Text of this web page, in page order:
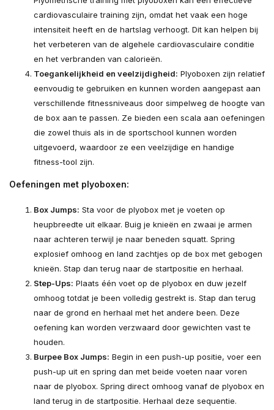
cardiovasculaire training zijn, omdat het vaak een hoge
intensiteit heeft en de hartslag verhoogt. Dit kan helpen bij
het verbeteren van de algehele cardiovasculaire conditie
en het verbranden van calorieën.
Toegankelijkheid en veelzijdigheid: Plyoboxen zijn relatief
eenvoudig te gebruiken en kunnen worden aangepast aan
verschillende fitnessniveaus door simpelweg de hoogte van
de box aan te passen. Ze bieden een scala aan oefeningen
die zowel thuis als in de sportschool kunnen worden
uitgevoerd, waardoor ze een veelzijdige en handige
fitness-tool zijn.
Oefeningen met plyoboxen:
Box Jumps: Sta voor de plyobox met je voeten op
heupbreedte uit elkaar. Buig je knieën en zwaai je armen
naar achteren terwijl je naar beneden squatt. Spring
explosief omhoog en land zachtjes op de box met gebogen
knieën. Stap dan terug naar de startpositie en herhaal.
Step-Ups: Plaats één voet op de plyobox en duw jezelf
omhoog totdat je been volledig gestrekt is. Stap dan terug
naar de grond en herhaal met het andere been. Deze
oefening kan worden verzwaard door gewichten vast te
houden.
Burpee Box Jumps: Begin in een push-up positie, voer een
push-up uit en spring dan met beide voeten naar voren
naar de plyobox. Spring direct omhoog vanaf de plyobox en
land terug in de startpositie. Herhaal deze sequentie.